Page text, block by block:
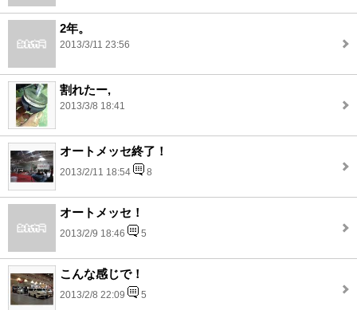
2年。
2013/3/11 23:56
割れたー,
2013/3/8 18:41
オートメッセ終了！
2013/2/11 18:54 8
オートメッセ！
2013/2/9 18:46 5
こんな感じで！
2013/2/8 22:09 5